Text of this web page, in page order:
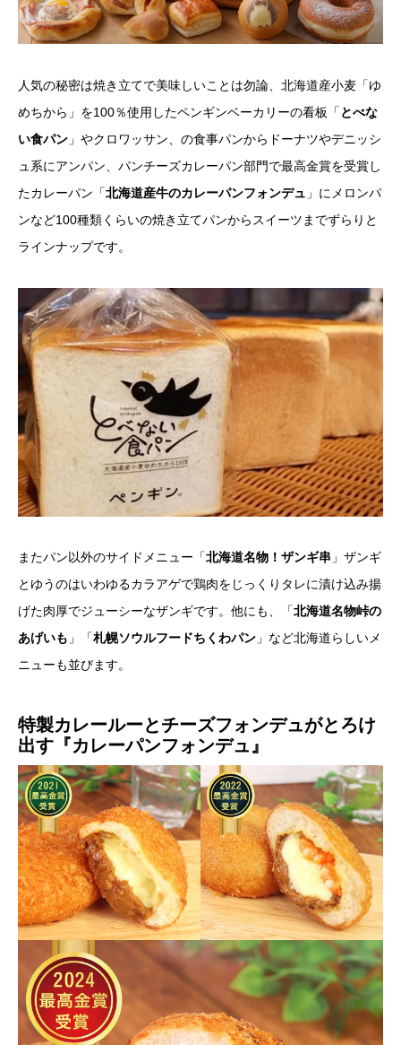
人気の秘密は焼き立てで美味しいことは勿論、北海道産小麦「ゆ
めちから」を100％使用したペンギンベーカリーの看板「 とべな
い食パン 」やクロワッサン、の食事パンからドーナツやデニッシ
ュ系にアンパン、パンチーズカレーパン部門で最高金賞を受賞し
たカレーパン「北海道産牛のカレーパンフォンデュ 」にメロンパ
ンなど100種類くらいの焼き立てパンからスイーツまでずらりと
ラインナップです。
またパン以外のサイドメニュー「北海道名物！ザンギ串 」ザンギ
とゆうのはいわゆるカラアゲで鶏肉をじっくりタレに漬け込み揚
げた肉厚でジューシーなザンギです。他にも、「北海道名物峠の
あげいも 」「札幌ソウルフードちくわパン 」など北海道らしいメ
ニューも並びます。
特製カレールーとチーズフォンデュがとろけ
出す『カレーパンフォンデュ』